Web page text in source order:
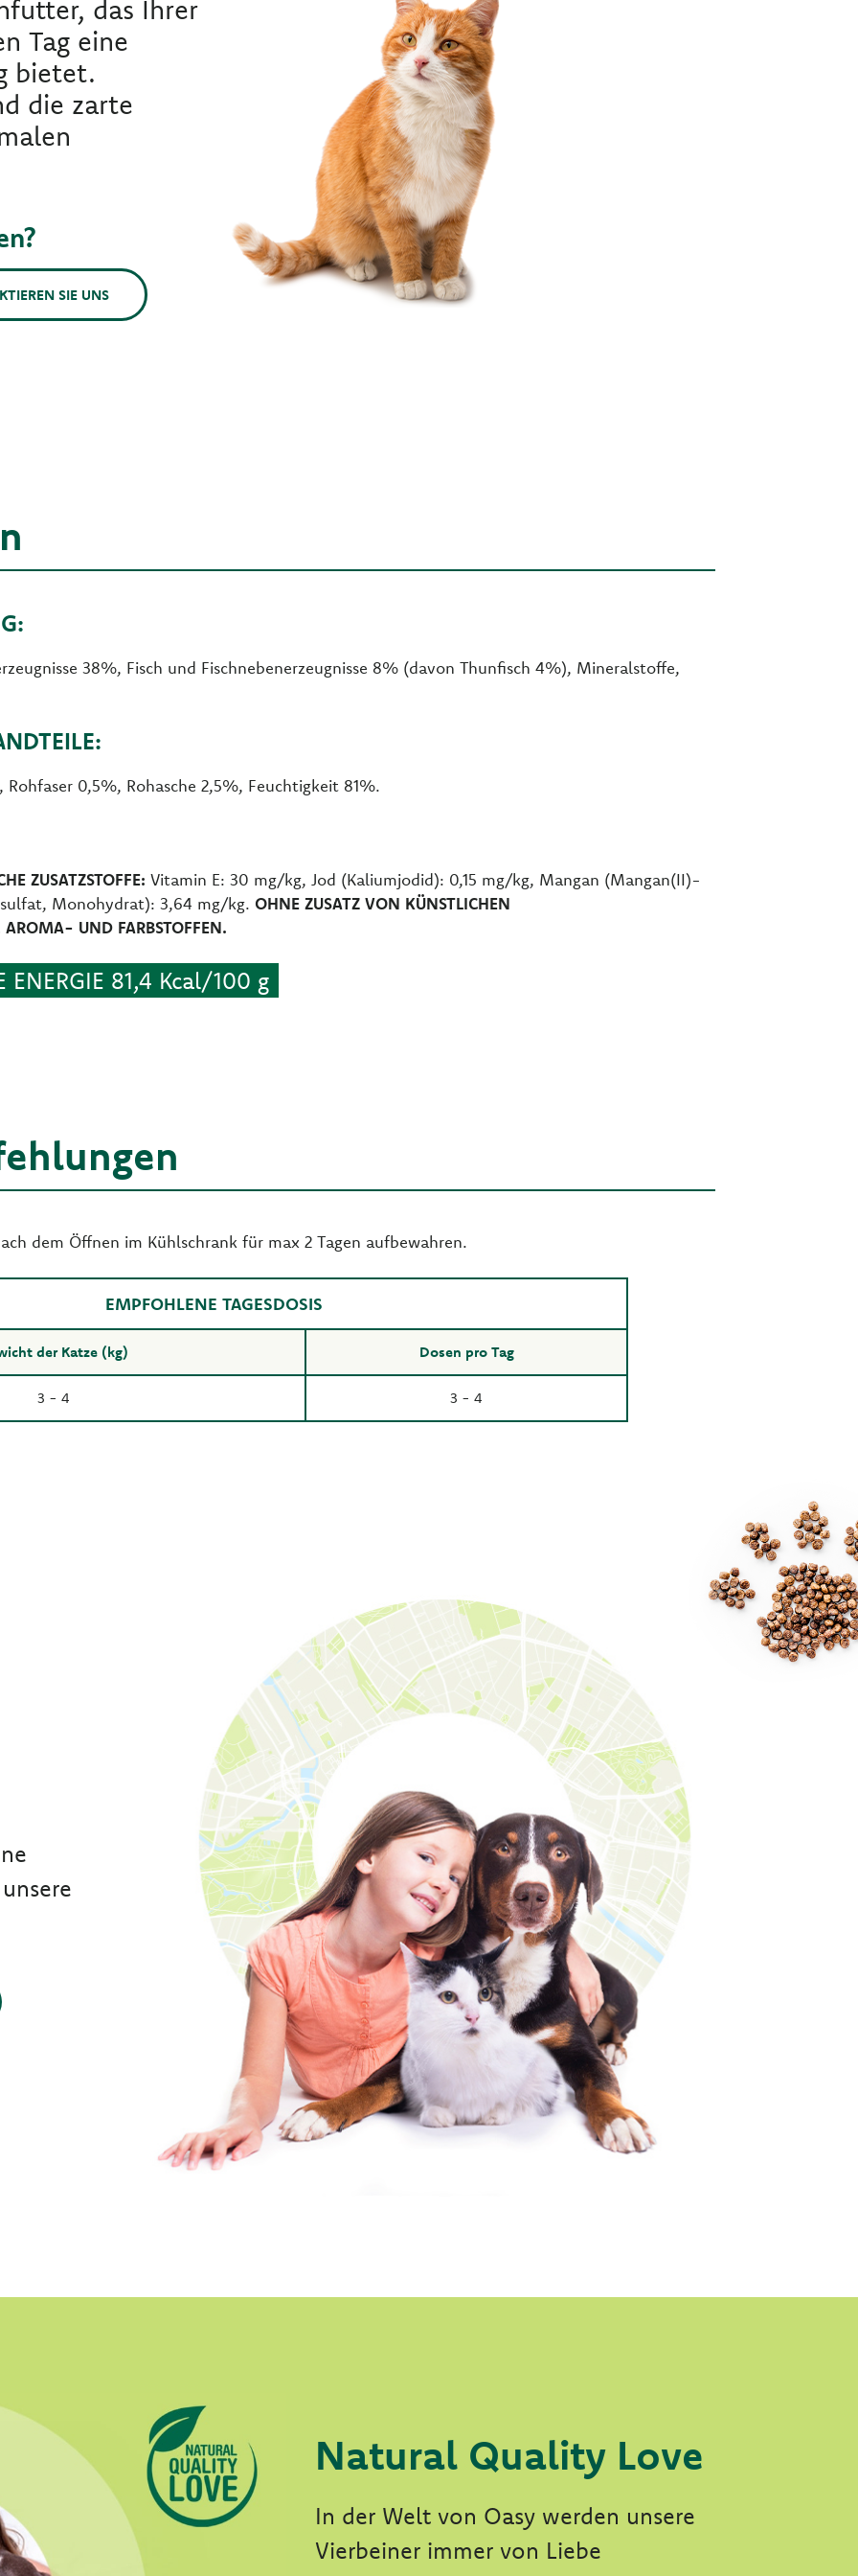
das Ihrer
Tag eine
bietet.
die zarte
SIE UNS
38%, Fisch und Fischnebenerzeugnisse 8% (davon Thunfisch 4%), Mineralstoffe,
0,5%, Rohasche 2,5%, Feuchtigkeit 81%.
ZUSATZSTOFFE: Vitamin E: 30 mg/kg, Jod (Kaliumjodid): 0,15 mg/kg, Mangan (Mangan(II)-
Monohydrat): 3,64 mg/kg. OHNE ZUSATZ VON KÜNSTLICHEN
UND FARBSTOFFEN.
ENERGIE 81,4 Kcal/100 g
dem Öffnen im Kühlschrank für max 2 Tagen aufbewahren.
EMPFOHLENE TAGESDOSIS
der Katze (kg) Dosen pro Tag
3 - 4 3 - 4
Natural Quality Love
In der Welt von Oasy werden unsere
Vierbeiner immer von Liebe